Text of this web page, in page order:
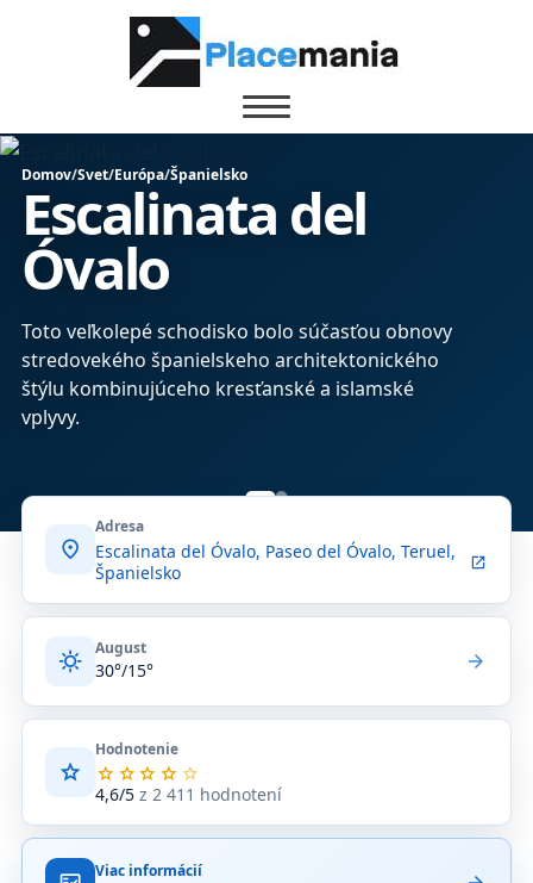
Domov/Svet/Európa/Španielsko
Escalinata del
Óvalo
Toto veľkolepé schodisko bolo súčasťou obnovy
stredovekého španielskeho architektonického
štýlu kombinujúceho kresťanské a islamské
vplyvy.
location_on
Adresa
Escalinata del Óvalo, Paseo del Óvalo, Teruel,
Španielsko
open_in_new
sunny August
30°/15° arrow_forward
star
Hodnotenie
star star star star star
4,6/5z 2 411 hodnotení
Priemerné
hodnotenie
z
Viac informácií